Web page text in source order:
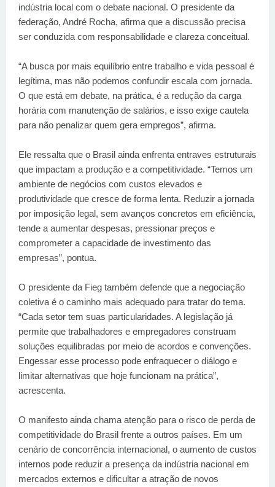
indústria local com o debate nacional. O presidente da
federação, André Rocha, afirma que a discussão precisa
ser conduzida com responsabilidade e clareza conceitual.
“A busca por mais equilíbrio entre trabalho e vida pessoal é
legítima, mas não podemos confundir escala com jornada.
O que está em debate, na prática, é a redução da carga
horária com manutenção de salários, e isso exige cautela
para não penalizar quem gera empregos”, afirma.
Ele ressalta que o Brasil ainda enfrenta entraves estruturais
que impactam a produção e a competitividade. “Temos um
ambiente de negócios com custos elevados e
produtividade que cresce de forma lenta. Reduzir a jornada
por imposição legal, sem avanços concretos em eficiência,
tende a aumentar despesas, pressionar preços e
comprometer a capacidade de investimento das
empresas”, pontua.
O presidente da Fieg também defende que a negociação
coletiva é o caminho mais adequado para tratar do tema.
“Cada setor tem suas particularidades. A legislação já
permite que trabalhadores e empregadores construam
soluções equilibradas por meio de acordos e convenções.
Engessar esse processo pode enfraquecer o diálogo e
limitar alternativas que hoje funcionam na prática”,
acrescenta.
O manifesto ainda chama atenção para o risco de perda de
competitividade do Brasil frente a outros países. Em um
cenário de concorrência internacional, o aumento de custos
internos pode reduzir a presença da indústria nacional em
mercados externos e dificultar a atração de novos